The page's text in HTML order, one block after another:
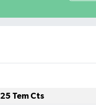
25 Tem Cts